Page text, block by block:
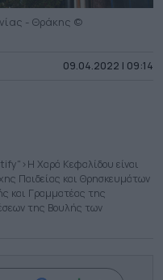
- Θράκης ©
09.04.2022 | 09:14
Χαρά Κεφαλίδου είναι
Παιδείας και Θρησκευμάτων
και Γραμματέας της
της Βουλής των